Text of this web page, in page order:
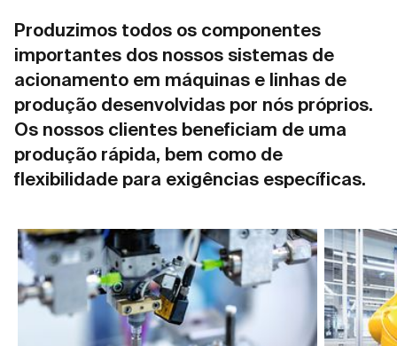
Produzimos todos os componentes
importantes dos nossos sistemas de
acionamento em máquinas e linhas de
produção desenvolvidas por nós próprios.
Os nossos clientes beneficiam de uma
produção rápida, bem como de
flexibilidade para exigências específicas.